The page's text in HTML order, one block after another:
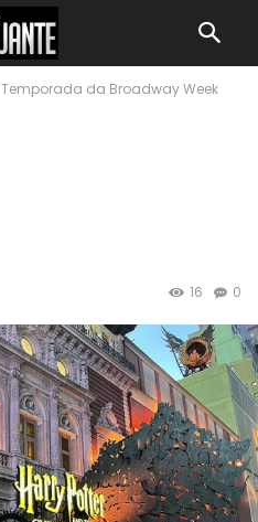
Temporada da Broadway Week
0
16